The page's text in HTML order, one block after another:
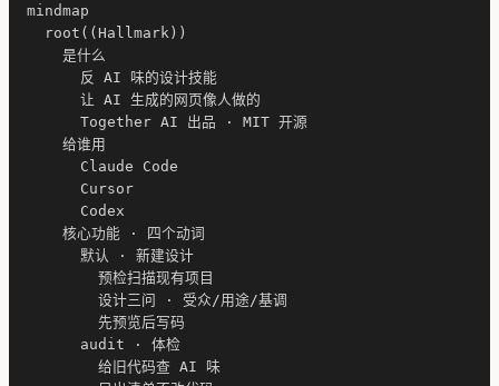
mindmap
  root((Hallmark))
    是什么
      反 AI 味的设计技能
      让 AI 生成的网页像人做的
      Together AI 出品 · MIT 开源
    给谁用
      Claude Code
      Cursor
      Codex
    核心功能 · 四个动词
      默认 · 新建设计
        预检扫描现有项目
        设计三问 · 受众/用途/基调
        先预览后写码
      audit · 体检
        给旧代码查 AI 味